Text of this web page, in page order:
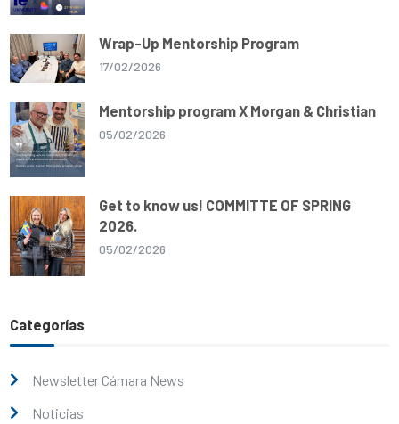
Wrap-Up Mentorship Program
17/02/2026
Mentorship program X Morgan & Christian
05/02/2026
Get to know us! COMMITTE OF SPRING
2026.
05/02/2026
Categorías
Newsletter Cámara News
Noticias